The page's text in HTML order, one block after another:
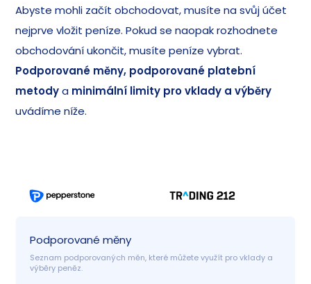
Abyste mohli začít obchodovat, musíte na svůj účet
nejprve vložit peníze. Pokud se naopak rozhodnete
obchodování ukončit, musíte peníze vybrat.
Podporované měny, podporované platební
metodya minimální limity pro vklady a výběry
uvádíme níže.
Podporované měny
Seznam podporovaných měn, které můžete využít pro vklady a
výběry peněz.